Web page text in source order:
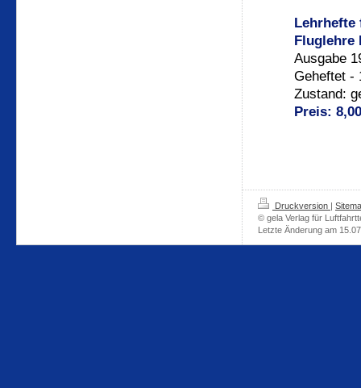
Lehrhefte
Fluglehre
Ausgabe
Geheftet -
Zustand:
Preis:
Druckversion |
© gela Verlag für
Letzte Änderung am